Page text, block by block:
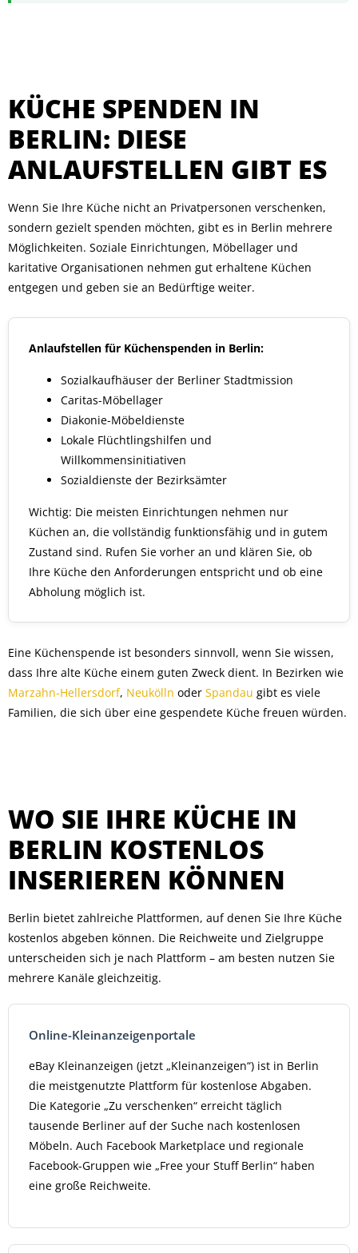
KÜCHE SPENDEN IN
BERLIN: DIESE
ANLAUFSTELLEN GIBT ES
Wenn Sie Ihre Küche nicht an Privatpersonen verschenken,
sondern gezielt spenden möchten, gibt es in Berlin mehrere
Möglichkeiten. Soziale Einrichtungen, Möbellager und
karitative Organisationen nehmen gut erhaltene Küchen
entgegen und geben sie an Bedürftige weiter.
Anlaufstellen für Küchenspenden in Berlin:
Sozialkaufhäuser der Berliner Stadtmission
Caritas-Möbellager
Diakonie-Möbeldienste
Lokale Flüchtlingshilfen und
Willkommensinitiativen
Sozialdienste der Bezirksämter
Wichtig: Die meisten Einrichtungen nehmen nur
Küchen an, die vollständig funktionsfähig und in gutem
Zustand sind. Rufen Sie vorher an und klären Sie, ob
Ihre Küche den Anforderungen entspricht und ob eine
Abholung möglich ist.
Eine Küchenspende ist besonders sinnvoll, wenn Sie wissen,
dass Ihre alte Küche einem guten Zweck dient. In Bezirken wie
Marzahn-Hellersdorf, Neukölln oder Spandau gibt es viele
Familien, die sich über eine gespendete Küche freuen würden.
WO SIE IHRE KÜCHE IN
BERLIN KOSTENLOS
INSERIEREN KÖNNEN
Berlin bietet zahlreiche Plattformen, auf denen Sie Ihre Küche
kostenlos abgeben können. Die Reichweite und Zielgruppe
unterscheiden sich je nach Plattform – am besten nutzen Sie
mehrere Kanäle gleichzeitig.
Online-Kleinanzeigenportale
eBay Kleinanzeigen (jetzt „Kleinanzeigen“) ist in Berlin
die meistgenutzte Plattform für kostenlose Abgaben.
Die Kategorie „Zu verschenken“ erreicht täglich
tausende Berliner auf der Suche nach kostenlosen
Möbeln. Auch Facebook Marketplace und regionale
Facebook-Gruppen wie „Free your Stuff Berlin“ haben
eine große Reichweite.